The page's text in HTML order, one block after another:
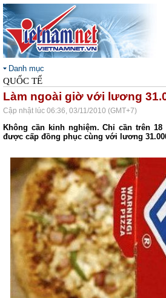
Danh mục
QUỐC TẾ
Làm ngoài giờ với lương
Cập nhật lúc 06:36, 03/11/2010 (GMT+7)
Không cần kinh nghiệm. Chỉ cần trên
được cấp đồng phục cùng với lương